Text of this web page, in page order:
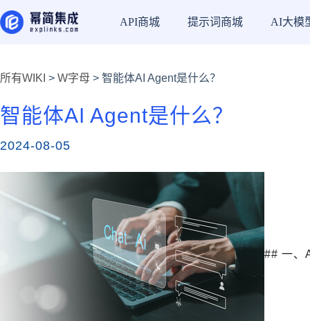
API商城 提示词商城 AI大模
所有WIKI > W字母 > 智能体AI Agent是什么？
智能体AI Agent是什么？
2024-08-05
## 一、